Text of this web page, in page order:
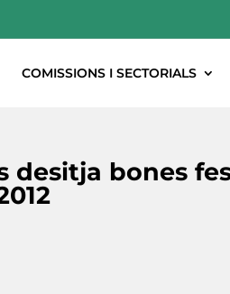
COMISSIONS I SECTORIALS
desitja bones